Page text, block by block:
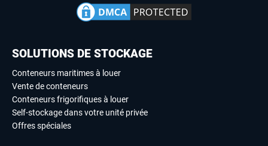
SOLUTIONS DE STOCKAGE
Conteneurs maritimes à louer
Vente de conteneurs
Conteneurs frigorifiques à louer
Self-stockage dans votre unité privée
Offres spéciales